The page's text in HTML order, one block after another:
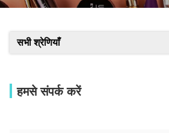
सभी श्रेणियाँ
हमसे संपर्क करें